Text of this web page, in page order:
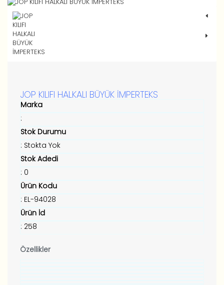
JOP KILIFI HALKALI BÜYÜK İMPERTEKS
Marka
:
Stok Durumu
: Stokta Yok
Stok Adedi
: 0
Ürün Kodu
: EL-94028
Ürün İd
: 258
Özellikler